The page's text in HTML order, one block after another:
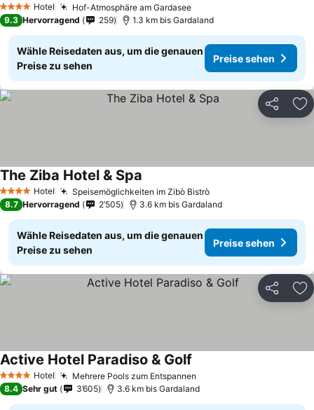
4 Sterne Hotel Hof-Atmosphäre am Gardasee
9.3 Hervorragend 259 1.3 km bis Gardaland
Wähle Reisedaten aus, um die genauen
Preise zu sehen
Preise sehen
Teilen
4 Sterne Hotel Speisemöglichkeiten im Zibò Bistrò
The Ziba Hotel & Spa
8.7 Hervorragend 2’505 3.6 km bis Gardaland
Wähle Reisedaten aus, um die genauen
Preise zu sehen
Preise sehen
Teilen
4 Sterne Hotel Mehrere Pools zum Entspannen
Active Hotel Paradiso & Golf
8.4 Sehr gut 3’605 3.6 km bis Gardaland